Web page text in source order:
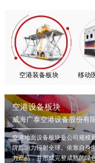
空港装备板块 移动
空港设备板块
威海广泰空港设备股份有
空港地面设备板块是公司规模
牌影响力辐射全球。依靠自身
力产品，并形成完整成熟的绿